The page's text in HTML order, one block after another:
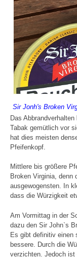
Sir Jonh's Broken
Das
Tabak gemütlich vor
hat dies meisten
Pfeifenkopf.
Mittlere bis größere
Broken Virginia, denn
ausgewogensten. In
dass die Würzigkeit
Am Vormittag in der
dazu den Sir John`s
Es gibt definitiv einen
bessere. Durch die
verzichten. Jedoch ist